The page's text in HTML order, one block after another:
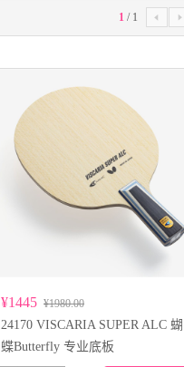
1 / 1  
¥1445 ¥1980.00
24170 VISCARIA SUPER ALC 蝴
蝶Butterfly 专业底板